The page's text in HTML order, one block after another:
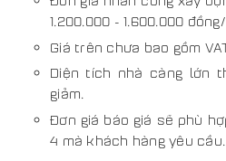
1.200.000 - 1.600.000
Giá trên chưa bao gồm
Diện tích nhà càng lớn
giảm.
Đơn giá báo giá sẽ phù
4 mà khách hàng yêu cầu.